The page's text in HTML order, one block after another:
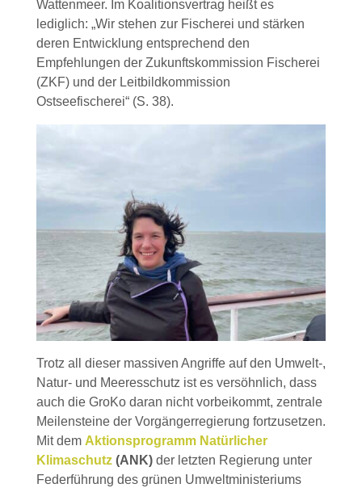
Wattenmeer. Im Koalitionsvertrag heißt es
lediglich: „Wir stehen zur Fischerei und stärken
deren Entwicklung entsprechend den
Empfehlungen der Zukunftskommission Fischerei
(ZKF) und der Leitbildkommission
Ostseefischerei“ (S. 38).
Trotz all dieser massiven Angriffe auf den Umwelt-,
Natur- und Meeresschutz ist es versöhnlich, dass
auch die GroKo daran nicht vorbeikommt, zentrale
Meilensteine der Vorgängerregierung fortzusetzen.
Mit dem Aktionsprogramm Natürlicher
Klimaschutz(ANK)der letzten Regierung unter
Federführung des grünen Umweltministeriums